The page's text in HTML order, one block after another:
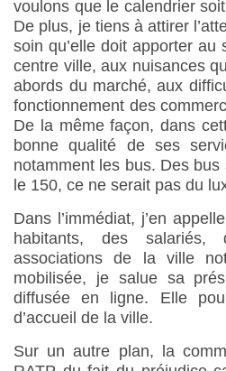
voulons que le calendrier
De plus, je tiens à attirer
soin qu’elle doit apporter
centre ville, aux nuisances
abords du marché, aux
fonctionnement des
De la même façon, dans
bonne qualité de ses
notamment les bus. Des
le 150, ce ne serait pas du
Dans l’immédiat, j’en
habitants, des salariés,
associations de la ville
mobilisée, je salue sa
diffusée en ligne. Elle
d’accueil de la ville.
Sur un autre plan, la